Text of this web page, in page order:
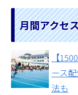
ce
b
o
o
k
itt
er
a
a
月間アクセ
【
ース
法も